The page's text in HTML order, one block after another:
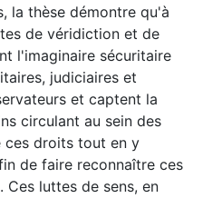
la thèse démontre qu'à
de véridiction et de
l'imaginaire sécuritaire
judiciaires et
et captent la
circulant au sein des
ces droits tout en y
de faire reconnaître ces
luttes de sens, en